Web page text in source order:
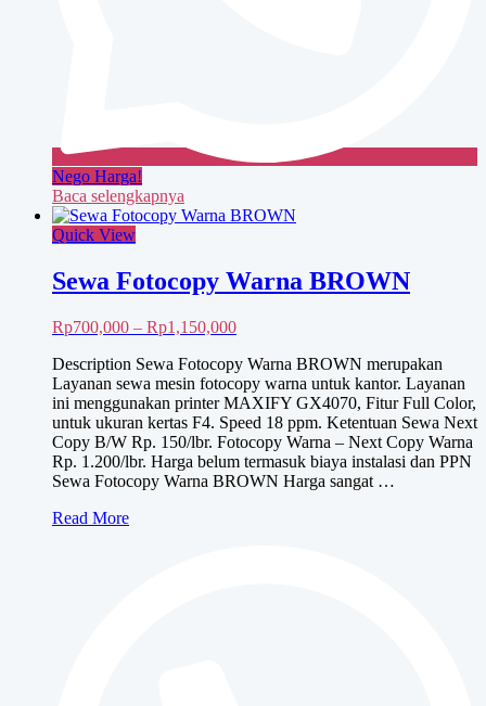
Nego Harga!
Baca selengkapnya
Quick View
Sewa Fotocopy Warna BROWN
Rp700,000 – Rp1,150,000Rentang
Rp700,000
hingga
Rp1,150,000
Description Sewa Fotocopy Warna BROWN merupakan
Layanan sewa mesin fotocopy warna untuk kantor. Layanan
ini menggunakan printer MAXIFY GX4070, Fitur Full Color,
untuk ukuran kertas F4. Speed 18 ppm. Ketentuan Sewa Next
Copy B/W Rp. 150/lbr. Fotocopy Warna – Next Copy Warna
Rp. 1.200/lbr. Harga belum termasuk biaya instalasi dan PPN
Sewa Fotocopy Warna BROWN Harga sangat …
Sewa
Read More